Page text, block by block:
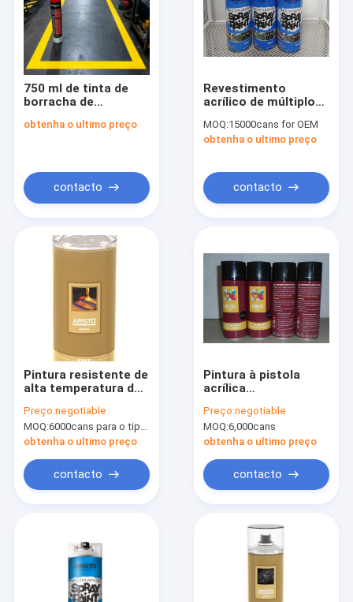
Produtos
Sobre nós
750 ml de tinta de
borracha de
volume com 600 g de
segurança
inflamáveis para uso
interno e externo
obtenha o ultimo preço
contacto
Revestimento
acrílico de múltiplos
aerossol da pintura à
pistola para o
revestimento
MOQ:15000cans for OEM
obtenha o ultimo preço
contacto
Pintura resistente de
alta temperatura do
pistola 400ml do
aerossol
Preço:negotiable
MOQ:6000cans para o tipo de Aristo, 15000cans para o tipo feito sob encomenda
obtenha o ultimo preço
contacto
Pintura à pistola
acrílica
colorida
Preço:negotiable
MOQ:6,000cans
obtenha o ultimo preço
contacto